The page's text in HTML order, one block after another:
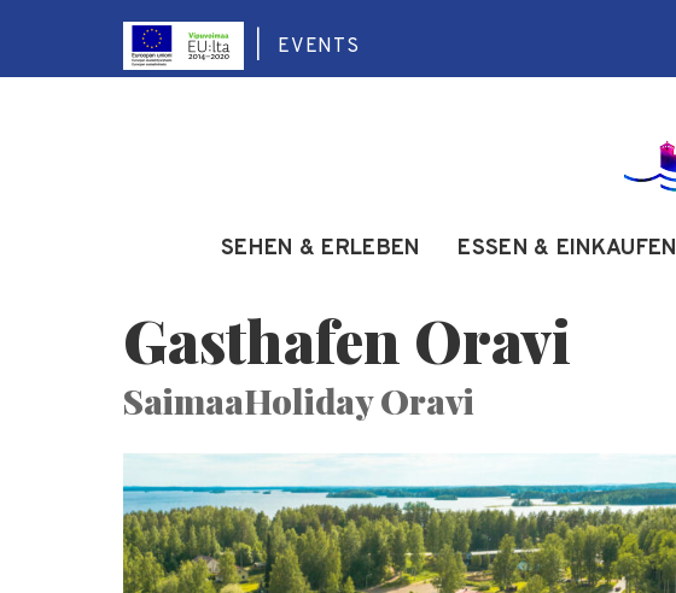
EVENTS
SEHEN & ERLEBEN ESSEN & EINKAUFEN
Gasthafen Oravi
SaimaaHoliday Oravi